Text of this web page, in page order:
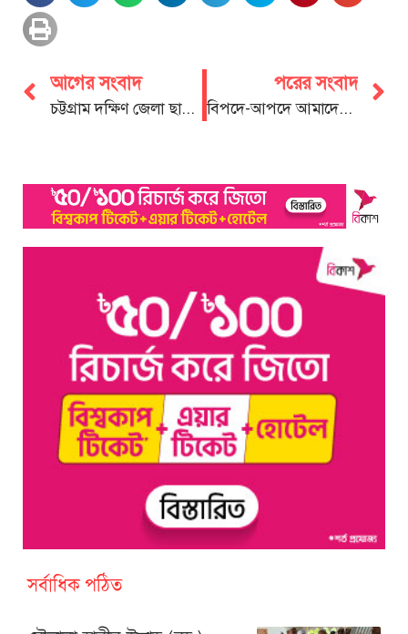
আগের সংবাদ
চট্টগ্রাম দক্ষিণ জেলা ছাত্রদলের লিফলেট বিতরণ ও পথসভা
পরের সংবাদ
বিপদে-আপদে আমাদের সাধারণ মানুষের পাশে দাঁড়াতে হবে: নয়ন
সর্বাধিক পঠিত